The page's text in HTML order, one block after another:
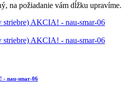
na požiadanie vám dĺžku upravíme.
- nau-smar-06